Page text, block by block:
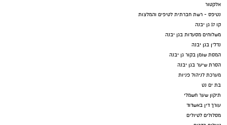
אלקטור
נטיפס - רשת חברתית לטיפים והמלצות
קו 17 גן יבנה
משלוחים מסעדות בגן יבנה
נדל"ן בגן יבנה
המסת שומן בקור גן יבנה
הסרת שיער בגן יבנה
מערכת לניהול פניות
בת ים נט
תיקון שער חשמלי
עורך דין באשדוד
מסלולים לטיולים